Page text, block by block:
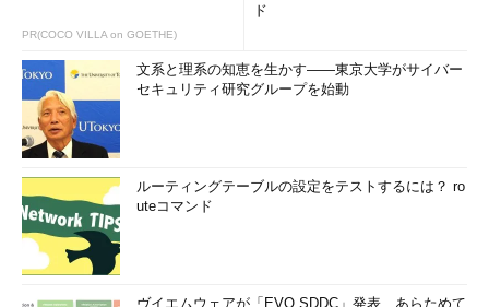
PR(COCO VILLA on GOETHE)
ド
文系と理系の知恵を生かす――東京大学がサイバー
セキュリティ研究グループを始動
ルーティングテーブルの設定をテストするには？ ro
uteコマンド
ヴイエムウェアが「EVO SDDC」発表、あらためて